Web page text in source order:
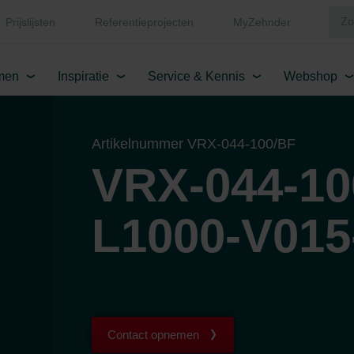
Prijslijsten Referentieprojecten MyZehnder
Inspiratie Service & Kennis Webshop
Artikelnummer VRX-044-100/BF
VRX-044-
L1000-
Contact opnemen